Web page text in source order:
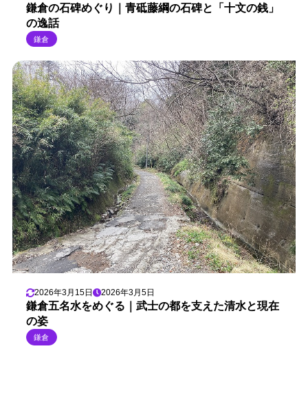
鎌倉の石碑めぐり｜青砥藤綱の石碑と「十文の銭」
の逸話
鎌倉
2026年3月15日 2026年3月5日
鎌倉五名水をめぐる｜武士の都を支えた清水と現在
の姿
鎌倉